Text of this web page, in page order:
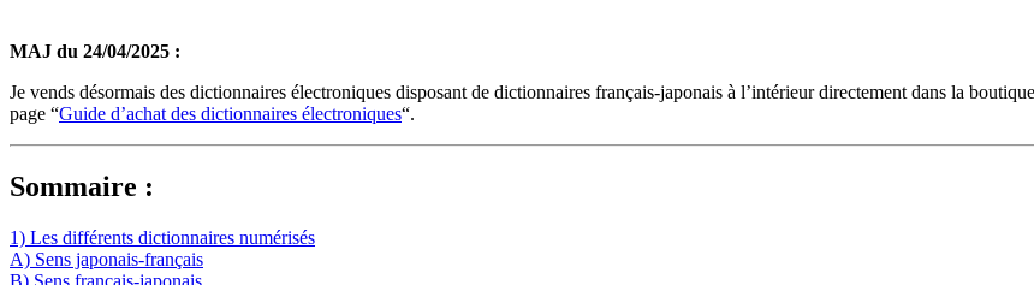
MAJ du 24/04/2025 :
Je vends désormais des dictionnaires électroniques disposant de dictionnaires français-japonais à l’intérieur directement dans la
page “Guide d’achat des dictionnaires électroniques“.
Sommaire :
1) Les différents dictionnaires numérisés
A) Sens japonais-français